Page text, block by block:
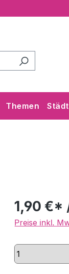
Themen
1,90 €*
Preise inkl.